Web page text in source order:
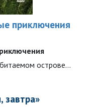
приключения
острове…
завтра»